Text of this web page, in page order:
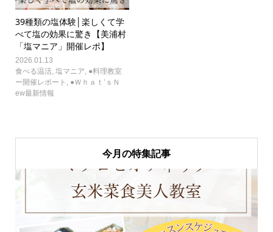
39種類の塩体験│楽しくて学
べて塩の効果に驚き【美浦村
「塩マニア」開催レポ】
2026.01.13
食べる温活, 塩マニア ●料理教室
ー開催レポート
●Ｗｈａｔ’ｓＮ
ew最新情報
今月の特集記事